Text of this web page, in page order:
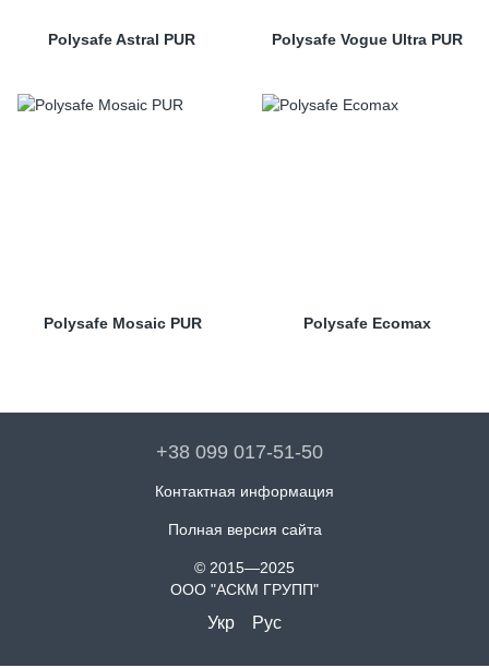
Polysafe Astral PUR Polysafe Vogue Ultra PUR
Polysafe Mosaic PUR Polysafe Ecomax
+38 099 017-51-50
Контактная информация
Полная версия сайта
© 2015—2025
ООО "АСКМ ГРУПП"
Укр Рус